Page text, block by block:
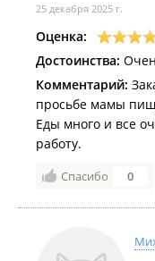
25 декабря 2025 г.
Оценка:
Достоинства:
Комментарий:
просьбе мамы
Еды много и все
работу.
Спасибо 0